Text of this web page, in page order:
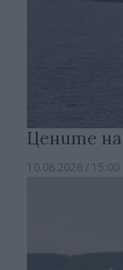
Цените
10.08.2026 / 15:00